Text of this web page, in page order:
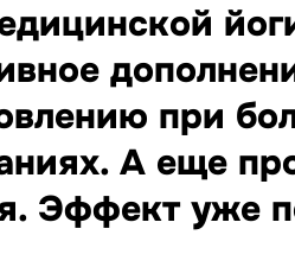
при
А еще
Эффект уже